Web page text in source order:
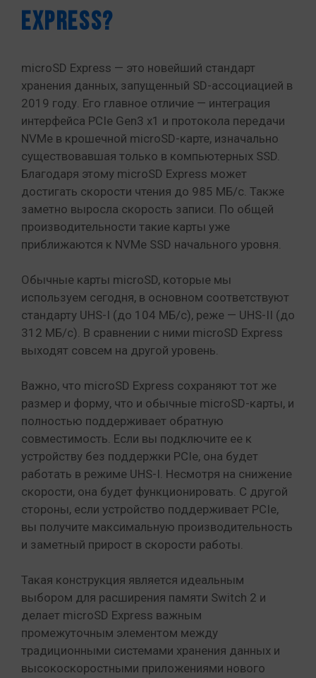
Express?
microSD Express — это новейший стандарт
хранения данных, запущенный SD-ассоциацией в
2019 году. Его главное отличие — интеграция
интерфейса PCIe Gen3 x1 и протокола передачи
NVMe в крошечной microSD-карте, изначально
существовавшая только в компьютерных SSD.
Благодаря этому microSD Express может
достигать скорости чтения до 985 МБ/с. Также
заметно выросла скорость записи. По общей
производительности такие карты уже
приближаются к NVMe SSD начального уровня.
Обычные карты microSD, которые мы
используем сегодня, в основном соответствуют
стандарту UHS-I (до 104 МБ/с), реже — UHS-II (до
312 МБ/с). В сравнении с ними microSD Express
выходят совсем на другой уровень.
Важно, что microSD Express сохраняют тот же
размер и форму, что и обычные microSD-карты, и
полностью поддерживает обратную
совместимость. Если вы подключите ее к
устройству без поддержки PCIe, она будет
работать в режиме UHS-I. Несмотря на снижение
скорости, она будет функционировать. С другой
стороны, если устройство поддерживает PCIe,
вы получите максимальную производительность
и заметный прирост в скорости работы.
Такая конструкция является идеальным
выбором для расширения памяти Switch 2 и
делает microSD Express важным
промежуточным элементом между
традиционными системами хранения данных и
высокоскоростными приложениями нового